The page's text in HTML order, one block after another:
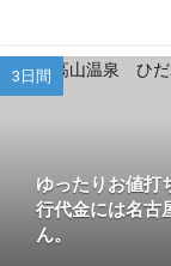
3日間
ゆったりお値
行代金には名古
ん。